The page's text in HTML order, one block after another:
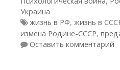
Украина
Метки
жизнь в РФ, жизнь в
измена Родине-СССР,
Оставить комментарий